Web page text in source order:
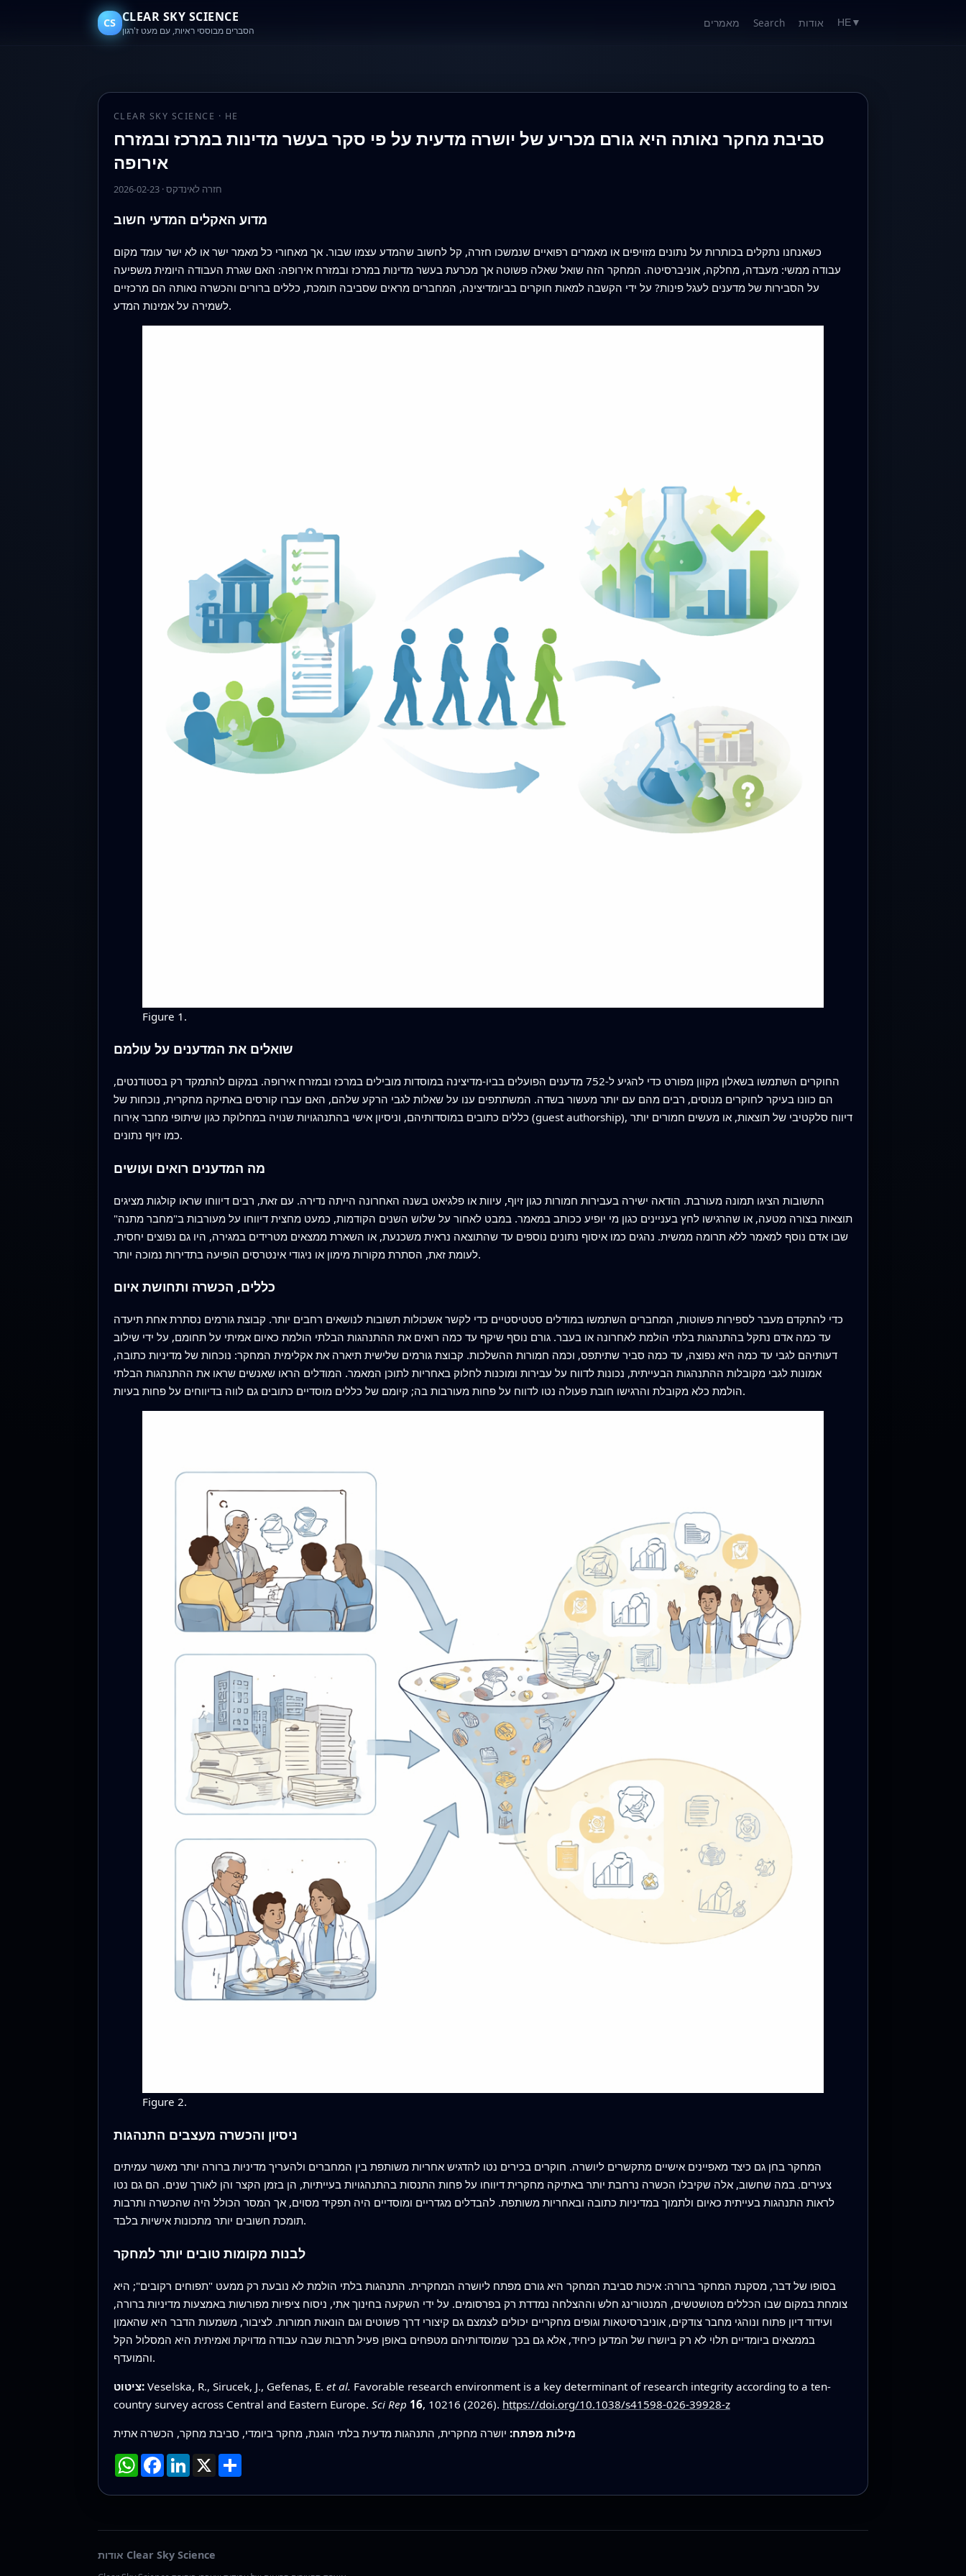
CS CLEAR SKY SCIENCE
הסברים מבוססי ראיות, עם מעט ז'רגון
מאמרים Search אודות HE ▼
CLEAR SKY SCIENCE · HE
סביבת מחקר נאותה היא גורם מכריע של יושרה מדעית על פי סקר בעשר מדינות במרכז ובמזרח
אירופה
2026-02-23·חזרה לאינדקס
מדוע האקלים המדעי חשוב
כשאנחנו נתקלים בכותרות על נתונים מזויפים או מאמרים רפואיים שנמשכו חזרה, קל לחשוב שהמדע עצמו שבור. אך מאחורי כל מאמר ישר או לא ישר עומד מקום
עבודה ממשי: מעבדה, מחלקה, אוניברסיטה. המחקר הזה שואל שאלה פשוטה אך מכרעת בעשר מדינות במרכז ובמזרח אירופה: האם שגרת העבודה היומית משפיעה
על הסבירות של מדענים לעגל פינות? על ידי הקשבה למאות חוקרים בביומדיצינה, המחברים מראים שסביבה תומכת, כללים ברורים והכשרה נאותה הם מרכזיים
לשמירה על אמינות המדע.
Figure 1.
שואלים את המדענים על עולמם
החוקרים השתמשו בשאלון מקוון מפורט כדי להגיע ל-752 מדענים הפועלים בביו‑מדיצינה במוסדות מובילים במרכז ובמזרח אירופה. במקום להתמקד רק בסטודנטים,
הם כוונו בעיקר לחוקרים מנוסים, רבים מהם עם יותר מעשור בשדה. המשתתפים ענו על שאלות לגבי הרקע שלהם, האם עברו קורסים באתיקה מחקרית, נוכחות של
כללים כתובים במוסדותיהם, וניסיון אישי בהתנהגויות שנויה במחלוקת כגון שיתופי מחבר אִירוח (guest authorship), דיווח סלקטיבי של תוצאות, או מעשים חמורים יותר
כמו זיוף נתונים.
מה המדענים רואים ועושים
התשובות הציגו תמונה מעורבת. הודאה ישירה בעבירות חמורות כגון זיוף, עיוות או פלגיאט בשנה האחרונה הייתה נדירה. עם זאת, רבים דיווחו שראו קולגות מציגים
תוצאות בצורה מטעה, או שהרגישו לחץ בעניינים כגון מי יופיע ככותב במאמר. במבט לאחור על שלוש השנים הקודמות, כמעט מחצית דיווחו על מעורבות ב"מחבר מתנה"
שבו אדם נוסף למאמר ללא תרומה ממשית. נהגים כמו איסוף נתונים נוספים עד שהתוצאה נראית משכנעת, או השארת ממצאים מטרידים במגירה, היו גם נפוצים יחסית.
לעומת זאת, הסתרת מקורות מימון או ניגודי אינטרסים הופיעה בתדירות נמוכה יותר.
כללים, הכשרה ותחושת איום
כדי להתקדם מעבר לספירות פשוטות, המחברים השתמשו במודלים סטטיסטיים כדי לקשר אשכולות תשובות לנושאים רחבים יותר. קבוצת גורמים נסתרת אחת תיעדה
עד כמה אדם נתקל בהתנהגות בלתי הולמת לאחרונה או בעבר. גורם נוסף שיקף עד כמה רואים את ההתנהגות הבלתי הולמת כאיום אמיתי על תחומם, על ידי שילוב
דעותיהם לגבי עד כמה היא נפוצה, עד כמה סביר שתיתפס, וכמה חמורות ההשלכות. קבוצת גורמים שלישית תיארה את אקלימית המחקר: נוכחות של מדיניות כתובה,
אמונות לגבי מקובלות ההתנהגות הבעייתית, נכונות לדווח על עבירות ומוכנות לחלוק באחריות לתוכן המאמר. המודלים הראו שאנשים שראו את ההתנהגות הבלתי
הולמת כלא מקובלת והרגישו חובת פעולה נטו לדווח על פחות מעורבות בה; קיומם של כללים מוסדיים כתובים גם לווה בדיווחים על פחות בעיות.
Figure 2.
ניסיון והכשרה מעצבים התנהגות
המחקר בחן גם כיצד מאפיינים אישיים מתקשרים ליושרה. חוקרים בכירים נטו להדגיש אחריות משותפת בין המחברים ולהעריך מדיניות ברורה יותר מאשר עמיתים
צעירים. במה שחשוב, אלה שקיבלו הכשרה נרחבת יותר באתיקה מחקרית דיווחו על פחות התנסות בהתנהגויות בעייתיות, הן בזמן הקצר והן לאורך שנים. הם גם נטו
לראות התנהגות בעייתית כאיום ולתמוך במדיניות כתובה ובאחריות משותפת. להבדלים מגדריים ומוסדיים היה תפקיד מסוים, אך המסר הכולל היה שהכשרה ותרבות
תומכת חשובים יותר מתכונות אישיות בלבד.
לבנות מקומות טובים יותר למחקר
בסופו של דבר, מסקנת המחקר ברורה: איכות סביבת המחקר היא גורם מפתח ליושרה המחקרית. התנהגות בלתי הולמת לא נובעת רק ממעט "תפוחים רקובים"; היא
צומחת במקום שבו הכללים מטושטשים, המנטורינג חלש וההצלחה נמדדת רק בפרסומים. על ידי השקעה בחינוך אתי, ניסוח ציפיות מפורשות באמצעות מדיניות ברורה,
ועידוד דיון פתוח ונוהגי מחבר צודקים, אוניברסיטאות וגופים מחקריים יכולים לצמצם גם קיצורי דרך פשוטים וגם הונאות חמורות. לציבור, משמעות הדבר היא שהאמון
בממצאים ביומדיים תלוי לא רק ביושרו של המדען כיחיד, אלא גם בכך שמוסדותיהם מטפחים באופן פעיל תרבות שבה עבודה מדויקת ואמיתית היא המסלול הקל
והמועדף.
ציטוט: Veselska, R., Sirucek, J., Gefenas, E. et al. Favorable research environment is a key determinant of research integrity according to a ten-
country survey across Central and Eastern Europe. Sci Rep 16, 10216 (2026). https://doi.org/10.1038/s41598-026-39928-z
מילות מפתח: יושרה מחקרית, התנהגות מדעית בלתי הוגנת, מחקר ביומדי, סביבת מחקר, הכשרה אתית
WhatsApp
Facebook
LinkedIn
X שתף
אודות Clear Sky Science